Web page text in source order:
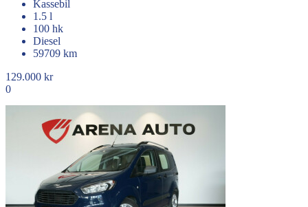
Kassebil
1.5 l
100 hk
Diesel
59709 km
129.000 kr
0